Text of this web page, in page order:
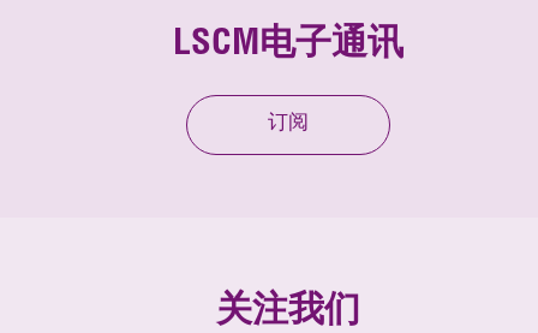
LSCM电子通讯
订阅
关注我们